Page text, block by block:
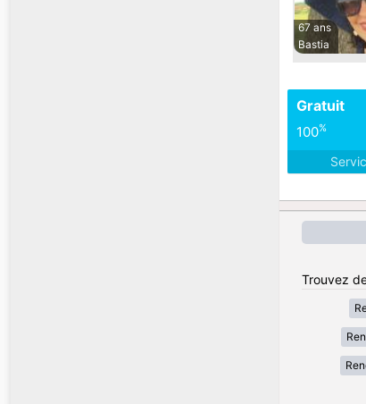
67 ans
Bastia
Gratuit
100%
Trouvez